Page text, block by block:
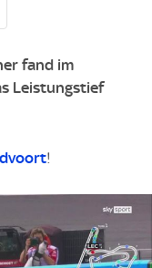
fand im
Leistungstief
!